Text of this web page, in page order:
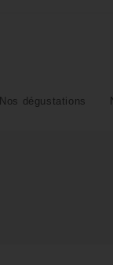
Nos dégustations